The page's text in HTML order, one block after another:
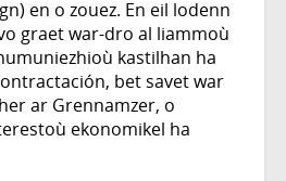
en o zouez. En eil lodenn
graet war-dro al liammoù
kastilhan ha
bet savet war
ar Grennamzer, o
ekonomikel ha